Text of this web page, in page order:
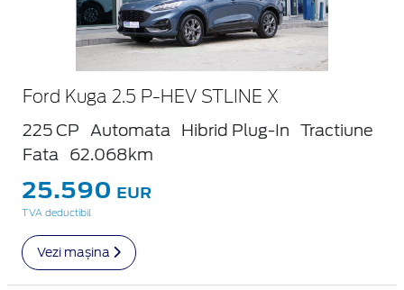
Ford Kuga 2.5 P-HEV STLINE X
225 CP Automata Hibrid Plug-In
Tractiune
Fata
62.068km
25.590 EUR
TVA deductibil
Vezi mașina